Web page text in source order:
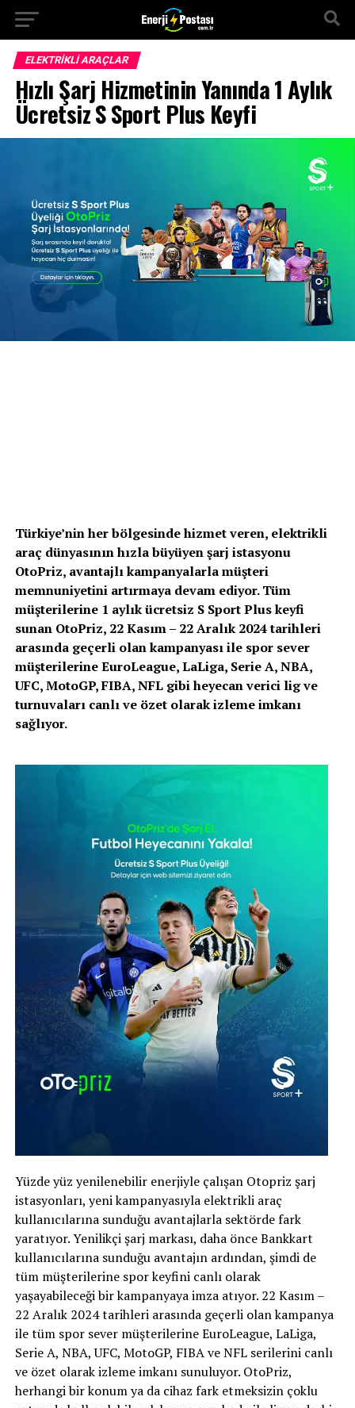
ELEKTRIKLI ARAÇLAR
Hızlı Şarj Hizmetinin Yanında 1 Aylık
Ücretsiz S Sport Plus Keyfi
Türkiye’nin her bölgesinde hizmet veren, elektrikli
araç dünyasının hızla büyüyen şarj istasyonu
OtoPriz, avantajlı kampanyalarla müşteri
memnuniyetini artırmaya devam ediyor. Tüm
müşterilerine 1 aylık ücretsiz S Sport Plus keyfi
sunan OtoPriz, 22 Kasım – 22 Aralık 2024 tarihleri
arasında geçerli olan kampanyası ile spor sever
müşterilerine EuroLeague, LaLiga, Serie A, NBA,
UFC, MotoGP, FIBA, NFL gibi heyecan verici lig ve
turnuvaları canlı ve özet olarak izleme imkanı
sağlıyor.
Yüzde yüz yenilenebilir enerjiyle çalışan Otopriz şarj
istasyonları, yeni kampanyasıyla elektrikli araç
kullanıcılarına sunduğu avantajlarla sektörde fark
yaratıyor. Yenilikçi şarj markası, daha önce Bankkart
kullanıcılarına sunduğu avantajın ardından, şimdi de
tüm müşterilerine spor keyfini canlı olarak
yaşayabileceği bir kampanyaya imza atıyor. 22 Kasım –
22 Aralık 2024 tarihleri arasında geçerli olan kampanya
ile tüm spor sever müşterilerine EuroLeague, LaLiga,
Serie A, NBA, UFC, MotoGP, FIBA ve NFL serilerini canlı
ve özet olarak izleme imkanı sunuluyor. OtoPriz,
herhangi bir konum ya da cihaz fark etmeksizin çoklu